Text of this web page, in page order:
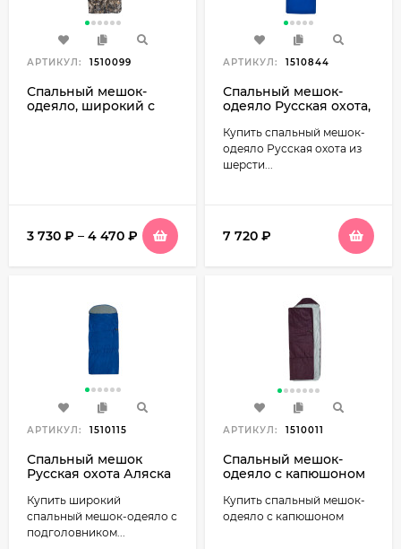
АРТИКУЛ: 1510099
Спальный мешок-
одеяло, широкий с
3 730 ₽ – 4 470 ₽
АРТИКУЛ: 1510844
Спальный мешок-
одеяло Русская охота,
(100 см) с
подголовником,
фланель
Купить спальный мешок-
одеяло Русская охота из
шерсти...
7 720 ₽
АРТИКУЛ: 1510115
Спальный мешок
Русская охота Аляска
Купить широкий
спальный мешок-одеяло с
подголовником...
АРТИКУЛ: 1510011
Спальный мешок-
одеяло с капюшоном
Гребень
Купить спальный мешок-
одеяло с капюшоном